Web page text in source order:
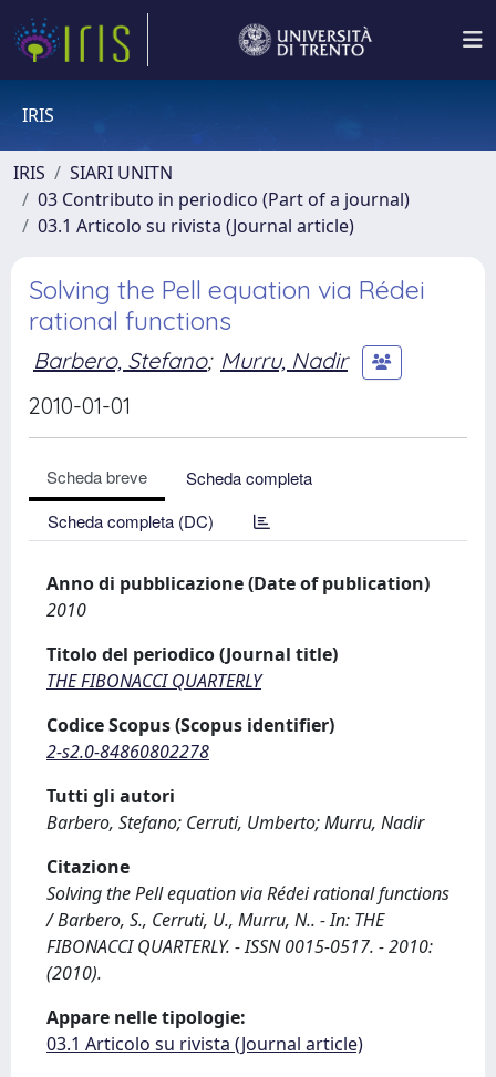
IRIS
IRIS
SIARI UNITN
03 Contributo in periodico (Part of a journal)
03.1 Articolo su rivista (Journal article)
Solving the Pell equation via Rédei
rational functions
Barbero, Stefano; Murru, Nadir
2010-01-01
Scheda breve
Scheda completa
Scheda completa (DC)
Anno di pubblicazione (Date of publication)
2010
Titolo del periodico (Journal title)
THE FIBONACCI QUARTERLY
Codice Scopus (Scopus identifier)
2-s2.0-84860802278
Tutti gli autori
Barbero, Stefano; Cerruti, Umberto; Murru, Nadir
Citazione
Solving the Pell equation via Rédei rational functions
/ Barbero, S., Cerruti, U., Murru, N.. - In: THE
FIBONACCI QUARTERLY. - ISSN 0015-0517. - 2010:
(2010).
Appare nelle tipologie:
03.1 Articolo su rivista (Journal article)